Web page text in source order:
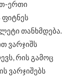
ერთი
ფიტნეს
თანხმდება.
ვარჯიშს
რის გამოც
ვარჯიშებს